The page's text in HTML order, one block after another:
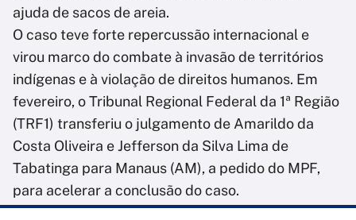
ajuda de sacos de areia.
O caso teve forte repercussão internacional e
virou marco do combate à invasão de territórios
indígenas e à violação de direitos humanos. Em
fevereiro, o Tribunal Regional Federal da 1ª Região
(TRF1) transferiu o julgamento de Amarildo da
Costa Oliveira e Jefferson da Silva Lima de
Tabatinga para Manaus (AM), a pedido do MPF,
para acelerar a conclusão do caso.